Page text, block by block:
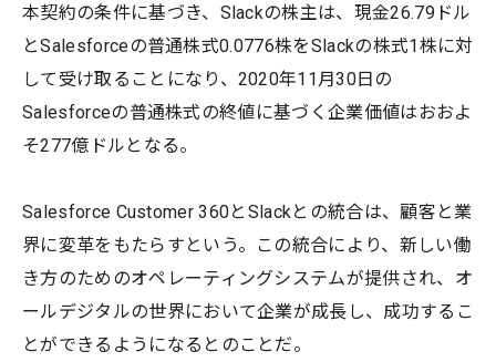
本契約の条件に基づき、Slackの株主は、現金26.79ドル
とSalesforceの普通株式0.0776株をSlackの株式1株に対
して受け取ることになり、2020年11月30日の
Salesforceの普通株式の終値に基づく企業価値はおおよ
そ277億ドルとなる。
Salesforce Customer 360とSlackとの統合は、顧客と業
界に変革をもたらすという。この統合により、新しい働
き方のためのオペレーティングシステムが提供され、オ
ールデジタルの世界において企業が成長し、成功するこ
とができるようになるとのことだ。